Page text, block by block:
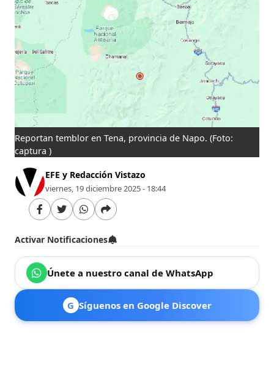
Reportan temblor en Tena, provincia de Napo. (Foto:
captura )
EFE y Redacción Vistazo
viernes, 19 diciembre 2025 - 18:44
Activar Notificaciones
Únete a nuestro canal de WhatsApp
G Síguenos en Google Discover